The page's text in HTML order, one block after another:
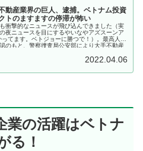
動産業界の巨人、逮捕。ベトナム投資
トのますますの停滞が怖い
衝撃的なニュースが飛び込んできました（実
夜ニュースを目にするやいなやアズスーンア
ってます。ベトジョーに勝つで！）。最高人民
のもと、警察捜査局公安部により大手不動産
2022.04.06
業の活躍はベトナ
る！